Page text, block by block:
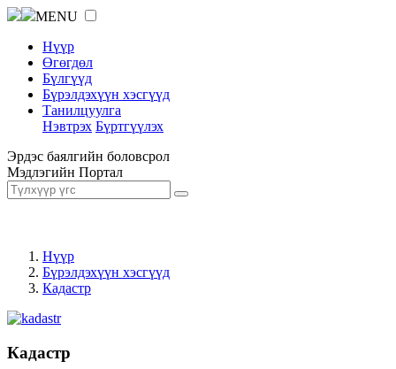
MENU
Нүүр
Өгөгдөл
Бүлгүүд
Бүрэлдэхүүн хэсгүүд
Танилцуулга
Нэвтрэх Бүртгүүлэх
Эрдэс баялгийн боловсрол
Мэдлэгийн Портал
Нүүр
Бүрэлдэхүүн хэсгүүд
Кадастр
Кадастр